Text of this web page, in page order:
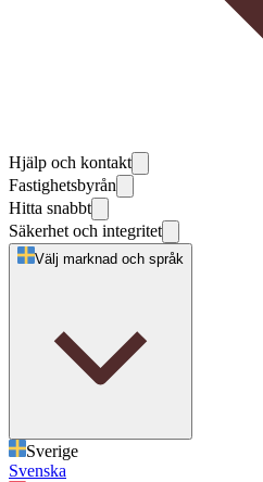
Hjälp och kontakt
Fastighetsbyrån
Hitta snabbt
Säkerhet och integritet
Välj marknad och språk
Sverige
Svenska